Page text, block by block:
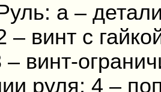
а –
– винт с
– винт-
руля; 4 –